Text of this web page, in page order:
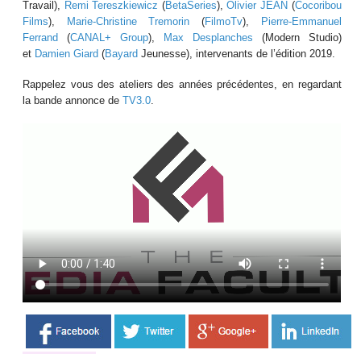
Travail), Remi Tereszkiewicz (BetaSeries),Olivier JEAN (Cocoribou
Films), Marie-Christine Tremorin (FilmoTv),
Pierre-Emmanuel
Ferrand (CANAL+ Group), Max Desplanches (Modern Studio)
et Damien Giard (Bayard Jeunesse), intervenants de l’édition 2019.
Rappelez vous des ateliers des années précédentes, en regardant
la bande annonce deTV3.0.